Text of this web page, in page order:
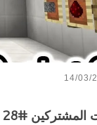
14/03/